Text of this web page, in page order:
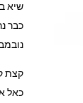
שיא
כבר
נובמבר 2008 באג"ח ל-10
קצת
כאל